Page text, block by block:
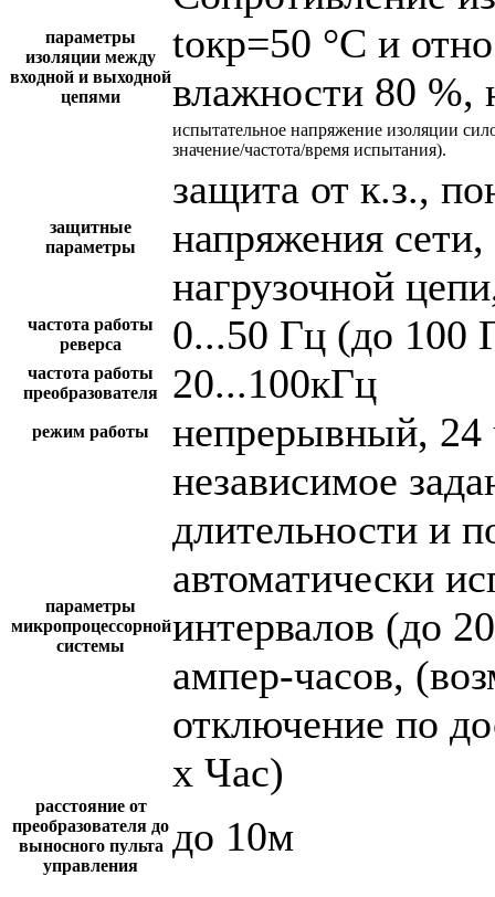
параметры
изоляции между
входной и выходной
цепями
tокр=50 °С и
влажности 80 %,
испытательное напряжение изоляции
значение/частота/время испытания).
защитные
параметры
защита от к.з.,
напряжения
нагрузочной
частота работы
реверса
0...50 Гц (до 100
частота работы
преобразователя
20...100кГц
режим работы непрерывный, 24
параметры
микропроцессорной
системы
независимое
длительности и
автоматически
интервалов (до
ампер-часов,
отключение по
х Час)
расстояние от
преобразователя до
выносного пульта
управления
до 10м